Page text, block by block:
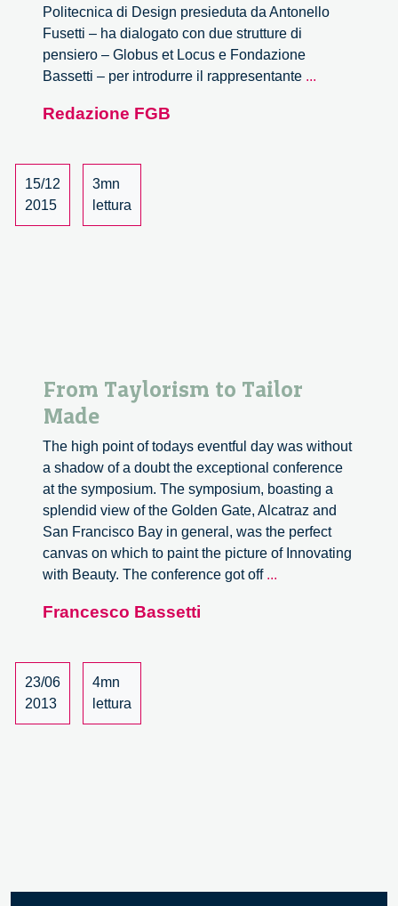
Politecnica di Design presieduta da Antonello
Fusetti – ha dialogato con due strutture di
pensiero – Globus et Locus e Fondazione
Bassetti – per introdurre il rappresentante ...
Redazione FGB
15/12
2015
3mn
lettura
From Taylorism to Tailor
Made
The high point of todays eventful day was without
a shadow of a doubt the exceptional conference
at the symposium. The symposium, boasting a
splendid view of the Golden Gate, Alcatraz and
San Francisco Bay in general, was the perfect
canvas on which to paint the picture of Innovating
with Beauty. The conference got off ...
Francesco Bassetti
23/06
2013
4mn
lettura